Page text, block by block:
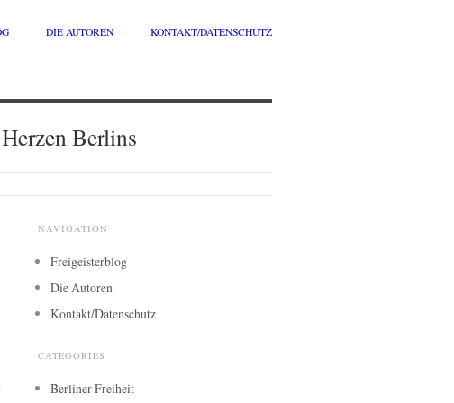
DIE AUTOREN KONTAKT/DATENSCHUTZ
Berlins
NAVIGATION
Freigeisterblog
Die Autoren
Kontakt/Datenschutz
CATEGORIES
Berliner Freiheit